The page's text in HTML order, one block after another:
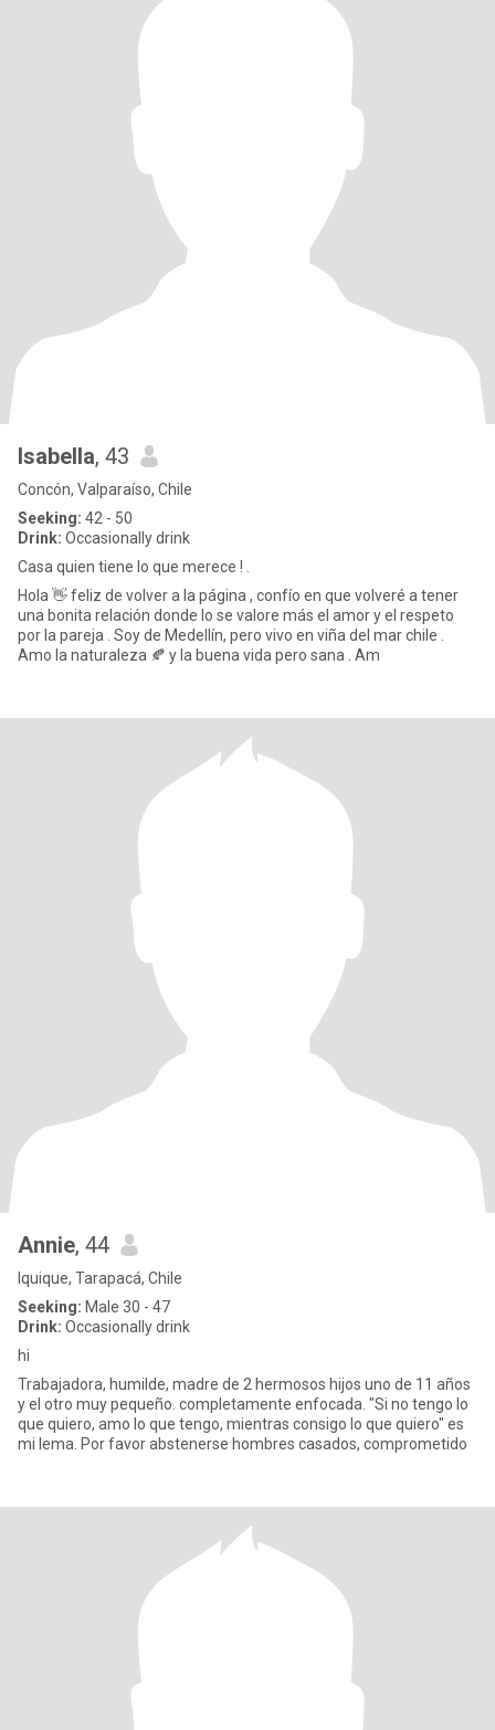
Isabella, 43
Concón, Valparaíso, Chile
Seeking: 42 - 50
Drink: Occasionally drink
Casa quien tiene lo que merece ! .
Hola 👋 feliz de volver a la página , confío en que volveré a tener
una bonita relación donde lo se valore más el amor y el respeto
por la pareja . Soy de Medellín, pero vivo en viña del mar chile .
Amo la naturaleza 🍂 y la buena vida pero sana . Am
Annie, 44
Iquique, Tarapacá, Chile
Seeking: Male 30 - 47
Drink: Occasionally drink
hi
Trabajadora, humilde, madre de 2 hermosos hijos uno de 11 años
y el otro muy pequeño. completamente enfocada. "Si no tengo lo
que quiero, amo lo que tengo, mientras consigo lo que quiero" es
mi lema. Por favor abstenerse hombres casados, comprometido